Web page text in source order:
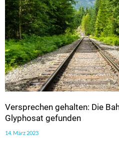
Versprechen gehalten: Die
Glyphosat gefunden
14. März 2023